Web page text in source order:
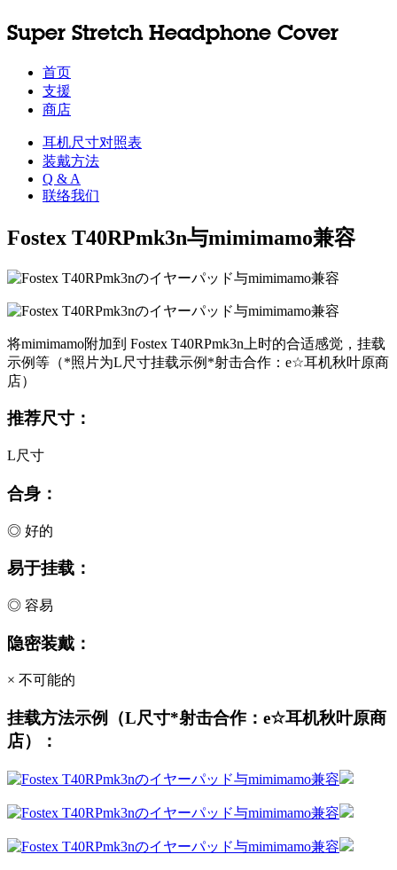
Super Stretch Headphone Cover
首页
支援
商店
耳机尺寸对照表
装戴方法
Q & A
联络我们
Fostex T40RPmk3n与mimimamo兼容
将mimimamo附加到 Fostex T40RPmk3n上时的合适感觉，挂载
示例等（*照片为L尺寸挂载示例*射击合作：e☆耳机秋叶原商
店）
推荐尺寸：
L尺寸
合身：
◎ 好的
易于挂载：
◎ 容易
隐密装戴：
× 不可能的
挂载方法示例（L尺寸*射击合作：e☆耳机秋叶原商
店）：